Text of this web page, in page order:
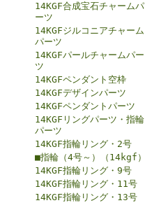
14KGF合成宝石チャームパ
ーツ
14KGFジルコニアチャーム
パーツ
14KGFパールチャームパー
ツ
14KGFペンダント空枠
14KGFデザインパーツ
14KGFペンダントパーツ
14KGFリングパーツ・指輪
パーツ
14KGF指輪リング・2号
■指輪（4号～）（14kgf）
14KGF指輪リング・9号
14KGF指輪リング・11号
14KGF指輪リング・13号